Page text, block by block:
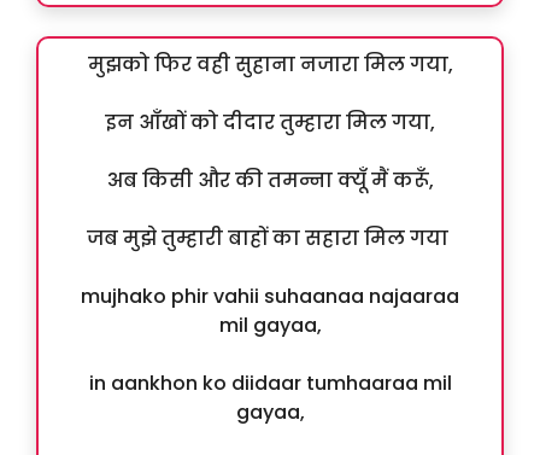
मुझको फिर वही सुहाना नजारा मिल गया,
इन आँखों को दीदार तुम्हारा मिल गया,
अब किसी और की तमन्ना क्यूँ मैं करूँ,
जब मुझे तुम्हारी बाहों का सहारा मिल गया
mujhako phir vahii suhaanaa najaaraa
mil gayaa,
in aankhon ko diidaar tumhaaraa mil
gayaa,